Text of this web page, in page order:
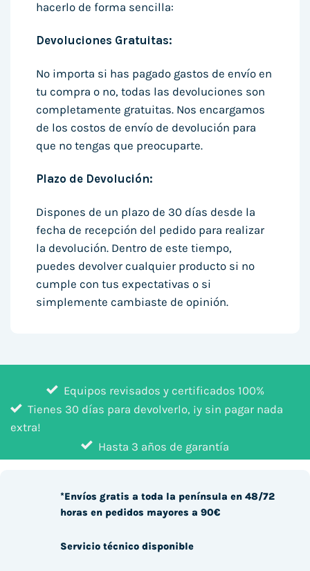
hacerlo de forma sencilla:
Devoluciones Gratuitas:
No importa si has pagado gastos de envío en
tu compra o no, todas las devoluciones son
completamente gratuitas. Nos encargamos
de los costos de envío de devolución para
que no tengas que preocuparte.
Plazo de Devolución:
Dispones de un plazo de 30 días desde la
fecha de recepción del pedido para realizar
la devolución. Dentro de este tiempo,
puedes devolver cualquier producto si no
cumple con tus expectativas o si
simplemente cambiaste de opinión.
Equipos revisados y certificados 100%
Tienes 30 días para devolverlo, ¡y sin pagar nada
extra!
Hasta 3 años de garantía
*Envíos gratis a toda la península en 48/72
horas en pedidos mayores a 90€
Servicio técnico disponible